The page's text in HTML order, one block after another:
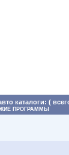
каталоги: (
ПРОГРАММЫ